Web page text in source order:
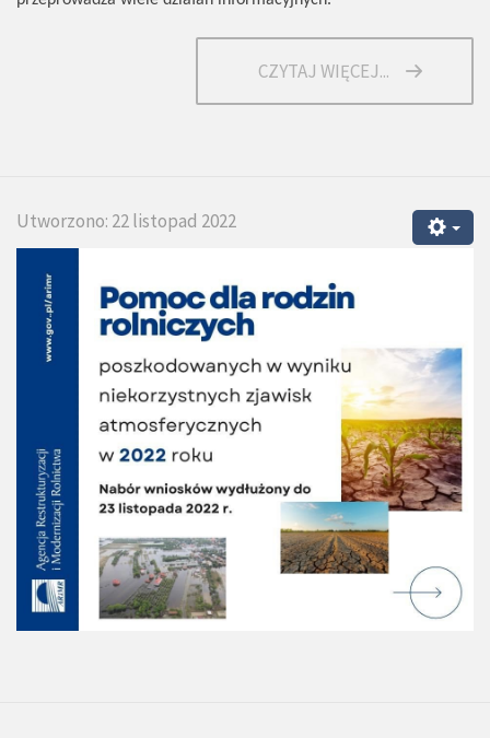
CZYTAJ WIĘCEJ...
Utworzono: 22 listopad 2022